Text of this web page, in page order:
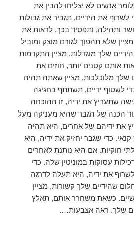
אנשים לא יצליחו להבין את
לשרוף את הידיים, תגביר את גבולות
ותהילה, ותפסיד בכך. לראות את
שלא תהפוך לגורם מוצק ומוביל
שלך מוגדלות, מציין התקדמות
אותם קטנים יותר, חוזים את
שלך מלוכלכות, מציין שאתה תהיה
לשטוף ידיים, תשתתף בחגיגה
שתעריץ את ידיה, זו ההוכחה
הכנה של הגבר שהיא מעניקה מעל
את ידיהם של אחרים, היא תהיה
כדי שגבר יחזיק את ידיה, היא
חוקיות. אם היא נותנת לאחרים
עסוקות במוניטין שלה. כדי
את ידיה, היא תעלה לדרגה
שהידיים שלך קשורות, מציין
כשאת משחרר אותם, תאלץ
שלך. ראה אצבעות….